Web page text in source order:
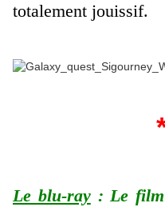
totalement jouissif.
Le blu-ray: Le film